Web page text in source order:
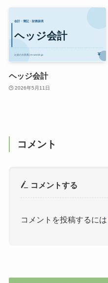
ヘッジ会計
2026年5月11日
コメント
コメントする
コメントを投稿するには